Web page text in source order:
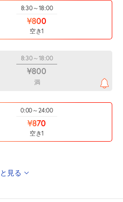
8:30～18:00
¥800
空き1
8:30～18:00
¥800
満
0:00～24:00
¥870
空き1
見る